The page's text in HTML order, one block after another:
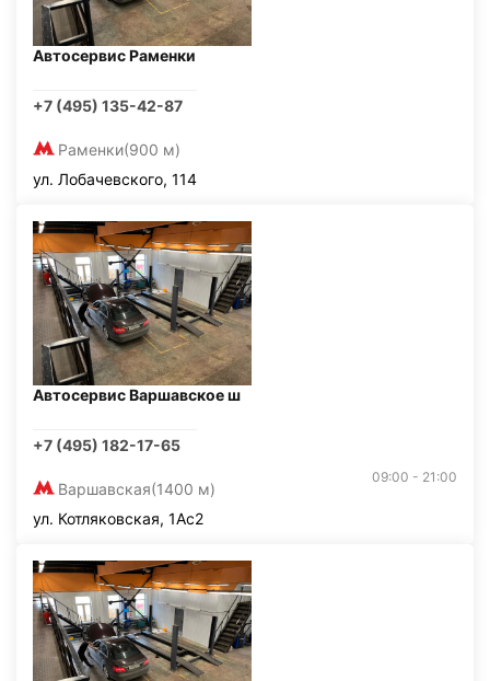
Автосервис Раменки
+7 (495) 135-42-87
Раменки(900 м)
ул. Лобачевского, 114
Автосервис Варшавское ш
+7 (495) 182-17-65
Варшавская(1400 м)
09:00 - 21:00
ул. Котляковская, 1Ас2